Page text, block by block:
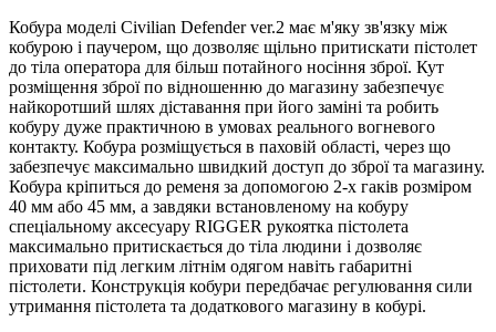
Кобура моделі Civilian Defender ver.2 має м'яку зв'язку між
кобурою і паучером, що дозволяє щільно притискати пістолет
до тіла оператора для більш потайного носіння зброї. Кут
розміщення зброї по відношенню до магазину забезпечує
найкоротший шлях діставання при його заміні та робить
кобуру дуже практичною в умовах реального вогневого
контакту. Кобура розміщується в паховій області, через що
забезпечує максимально швидкий доступ до зброї та магазину.
Кобура кріпиться до ременя за допомогою 2-х гаків розміром
40 мм або 45 мм, а завдяки встановленому на кобуру
спеціальному аксесуару RIGGER рукоятка пістолета
максимально притискається до тіла людини і дозволяє
приховати під легким літнім одягом навіть габаритні
пістолети. Конструкція кобури передбачає регулювання сили
утримання пістолета та додаткового магазину в кобурі.